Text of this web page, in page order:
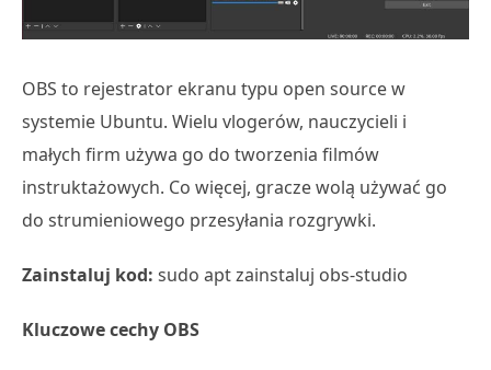
OBS to rejestrator ekranu typu open source w
systemie Ubuntu. Wielu vlogerów, nauczycieli i
małych firm używa go do tworzenia filmów
instruktażowych. Co więcej, gracze wolą używać go
do strumieniowego przesyłania rozgrywki.
Zainstaluj kod: sudo apt zainstaluj obs-studio
Kluczowe cechy OBS